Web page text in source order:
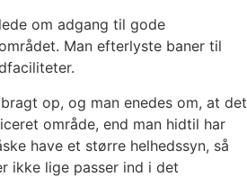
om adgang til gode
Man efterlyste baner til
op, og man enedes om, at det
område, end man hidtil har
have et større helhedssyn, så
ikke lige passer ind i det